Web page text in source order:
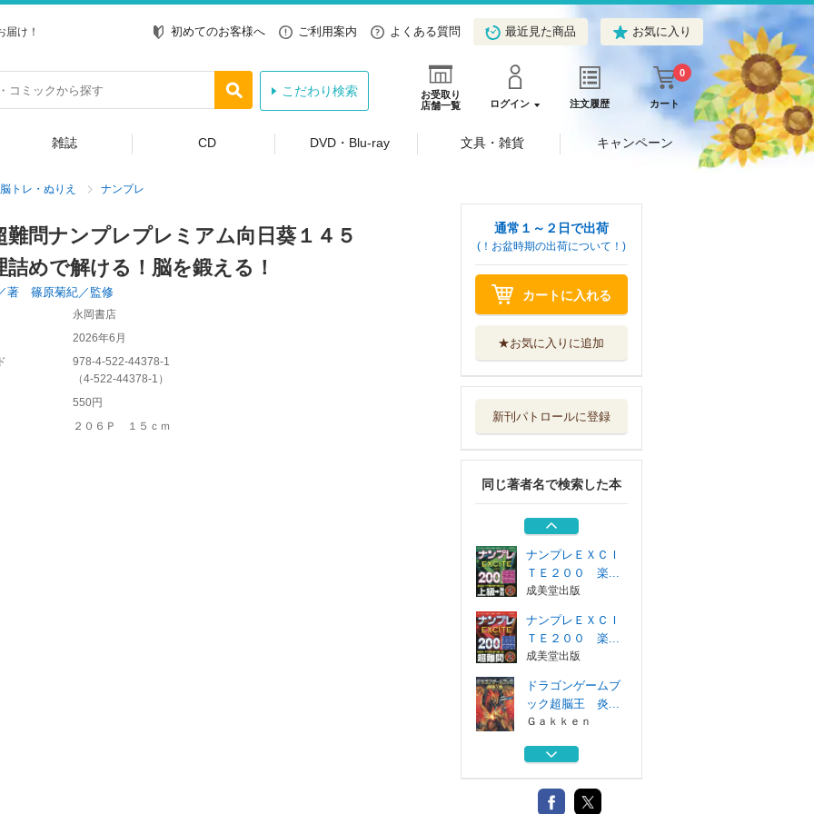
け！ 初めてのお客様へ ご利用案内 よくある質問 最近見た商品 お気に入り
お受取り
店舗一覧
ログイン 注文履歴 カート
0
こだわり検索
雑誌 CD DVD・Blu-ray 文具・雑貨 キャンペーン
トレ・ぬりえ ナンプレ
難問ナンプレプレミアム向日葵１４５
めで解ける！脳を鍛える！
著 篠原菊紀／監修
永岡書店
2026年6月
978-4-522-44378-1
（4-522-44378-1 ）
550円
２０６Ｐ １５ｃｍ
通常１～２日で出荷
(！お盆時期の出荷について！)
カートに入れる
★お気に入りに追加
新刊パトロールに登録
同じ著者名で検索した本
ドラゴンゲームブ
ック超脳王 炎...
登校から下校まで
Ｇａｋｋｅｎ
イラストで楽しむ
脳活ドリル犬の...
成美堂出版
ナンプレＥＸＣＩ
ＴＥ２００ 楽...
成美堂出版
ナンプレＥＸＣＩ
ＴＥ２００ 楽...
成美堂出版
ドラゴンゲームブ
ック超脳王 炎...
Ｇａｋｋｅｎ
登校から下校まで
Ｇａｋｋｅｎ